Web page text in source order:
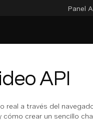
Panel
API
a través del
crear un sencillo